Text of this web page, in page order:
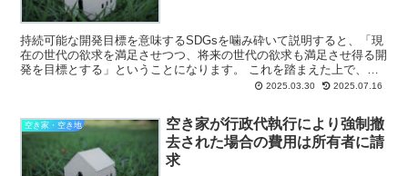
持続可能な開発目標を意味するSDGsを噛み砕いて説明すると、「現
在の世代の欲求を満足させつつ、将来の世代の欲求も満足させ得る開
発を目標とする」ということになります。 これを踏まえた上で、ご
自身の空き家問題を解決することがなぜSDGsに...2025.03.30 2025.07.16
空き家・空き地
空き家が行政代執行により強制撤
去された場合の費用は所有者に請
求